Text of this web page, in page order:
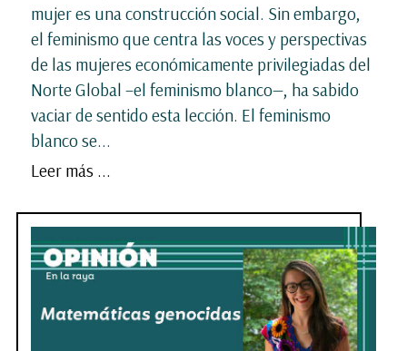
mujer es una construcción social. Sin embargo,
el feminismo que centra las voces y perspectivas
de las mujeres económicamente privilegiadas del
Norte Global –el feminismo blanco—, ha sabido
vaciar de sentido esta lección. El feminismo
blanco se...
Leer más ...